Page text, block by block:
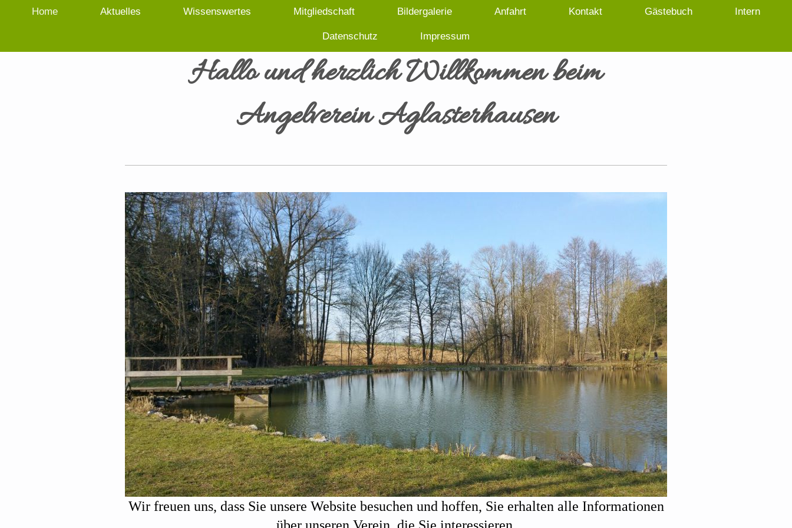
Home Aktuelles Wissenswertes Mitgliedschaft Bildergalerie Anfahrt Kontakt Gästebuch Intern
Datenschutz Impressum
Hallo und herzlich Willkommen beim
Angelverein Aglasterhausen
Wir freuen uns, dass Sie unsere Website besuchen und hoffen, Sie erhalten alle Informationen
über unseren Verein, die Sie interessieren.